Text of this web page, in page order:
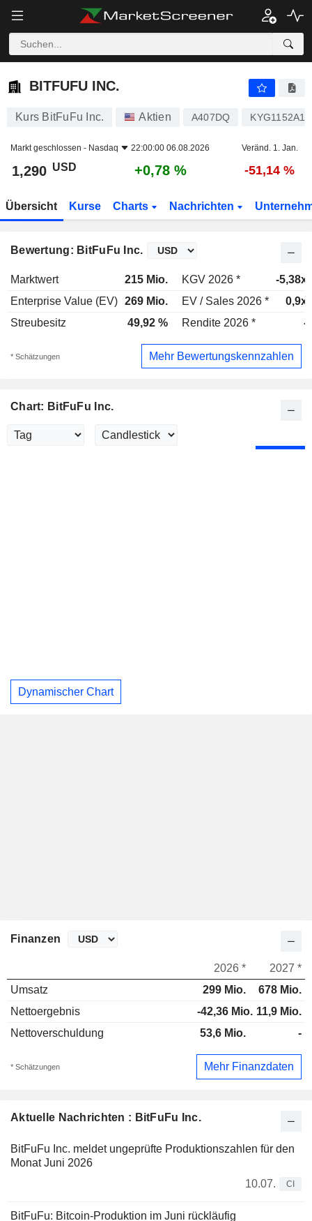
BITFUFU INC.
BITFUFU INC.
Kurs BitFuFu Inc. Aktien A407DQ
Markt geschlossen - Nasdaq 22:00:00 06.08.2026 Veränd. 1. Jan.
1,290 USD +0,78 % -51,14 %
Übersicht Kurse Charts Nachrichten
Bewertung: BitFuFu Inc.
Marktwert 215 Mio. KGV 2026 *
-5,38x
Enterprise Value (EV) 269 Mio. EV / Sales 2026 *
0,9x
Streubesitz
49,92 % Rendite 2026 * -
* Schätzungen Mehr Bewertungskennzahlen
Chart: BitFuFu Inc.
Dynamischer Chart
Aktuelle Nachrichten : BitFuFu Inc.
BitFuFu Inc. meldet ungeprüfte Produktionszahlen für den
Monat Juni 2026
10.07.
CI
BitFuFu: Bitcoin-Produktion im Juni rückläufig
Finanzen
2026 *
2027 *
Umsatz
299 Mio.
678 Mio.
Nettoergebnis
-42,36 Mio. 11,9 Mio.
Nettoverschuldung
53,6 Mio. -
* Schätzungen Mehr Finanzdaten